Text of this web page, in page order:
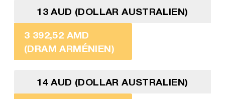
13 AUD (DOLLAR AUSTRALIEN)
3 392,52 AMD
(DRAM ARMÉNIEN)
14 AUD (DOLLAR AUSTRALIEN)